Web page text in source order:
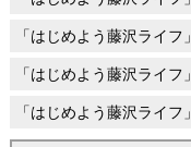
「はじめよう藤沢ライフ」
「はじめよう藤沢ライフ」
「はじめよう藤沢ライフ」